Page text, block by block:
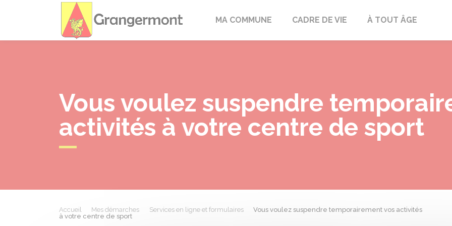
Grangermont
MA COMMUNE CADRE DE VIE À TOUT ÂGE
Vous voulez suspendre
activités à votre centre de sport
Accueil Mes démarches Services en ligne et formulaires
Vous voulez suspendre temporairement vos activités
à votre centre de sport